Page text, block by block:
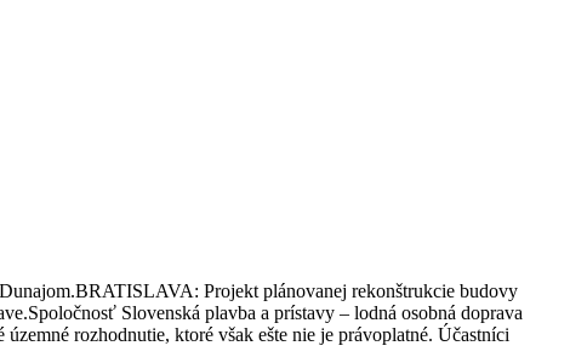
Projekt plánovanej rekonštrukcie budovy
Slovenská plavba a prístavy – lodná osobná doprava
rozhodnutie, ktoré však ešte nie je právoplatné. Účastníci